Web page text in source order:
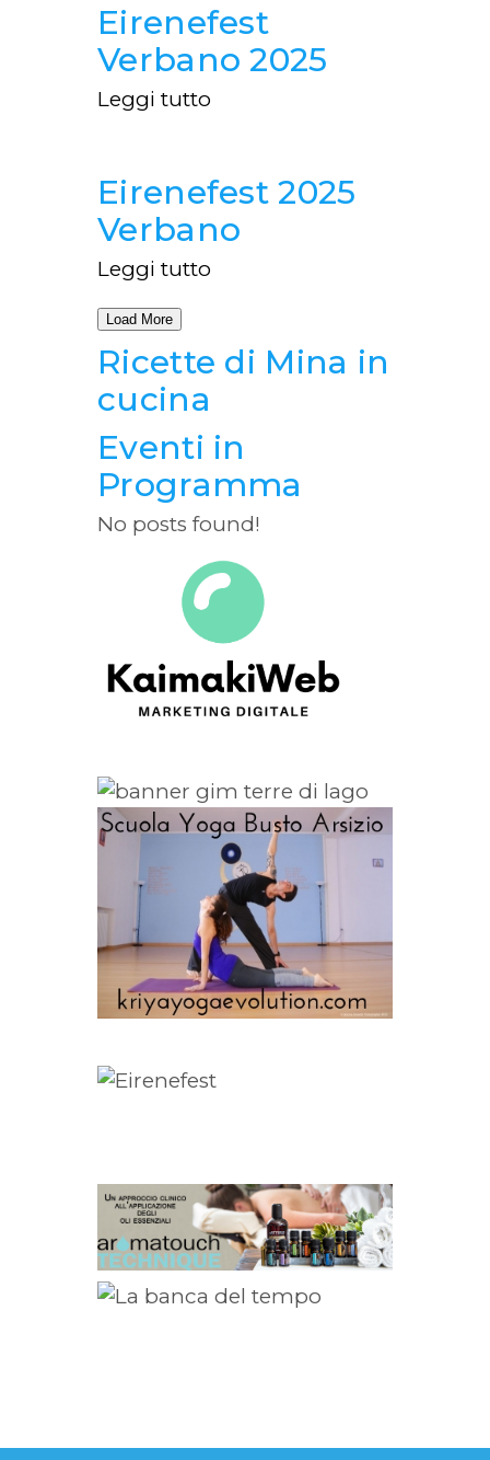
Eirenefest
Verbano 2025
Leggi tutto
Eirenefest 2025
Verbano
Leggi tutto
Load More
Ricette di Mina in
cucina
Eventi in
Programma
No posts found!